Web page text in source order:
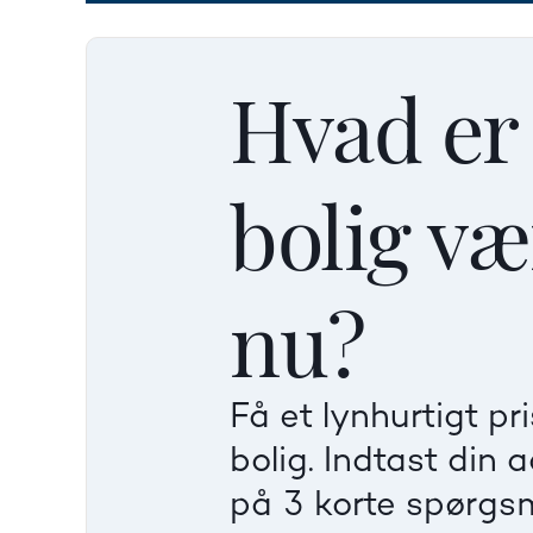
Hvad
bolig
nu?
Få et lynhurtigt
bolig. Indtast din
på 3 korte